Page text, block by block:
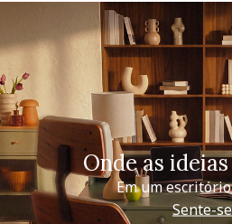
Onde as
Em um
Sente-se